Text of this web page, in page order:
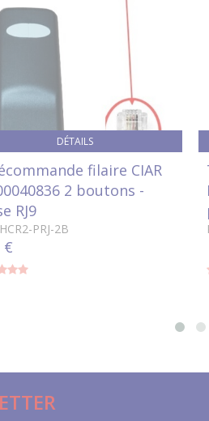
DÉTAILS
filaire CIAR
2 boutons -
RJ9
PRJ-2B
€